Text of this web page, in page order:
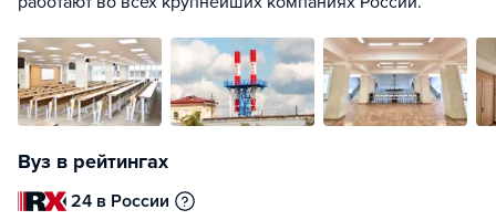
Вуз в рейтингах
24 в России